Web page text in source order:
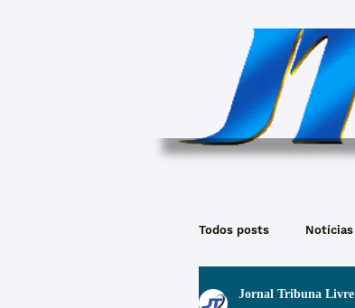
Todos posts Notícias
Jornal Tribuna Livre